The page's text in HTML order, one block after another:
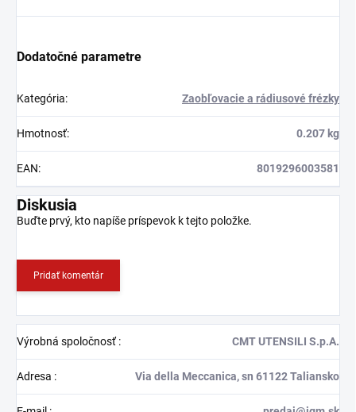
Dodatočné parametre
Kategória: Zaobľovacie a rádiusové frézky
Hmotnosť: 0.207 kg
EAN: 8019296003581
Diskusia
Buďte prvý, kto napíše príspevok k tejto položke.
Pridať komentár
Výrobná spoločnosť: CMT UTENSILI S.p.A.
Adresa : Via della Meccanica, sn 61122 Taliansko